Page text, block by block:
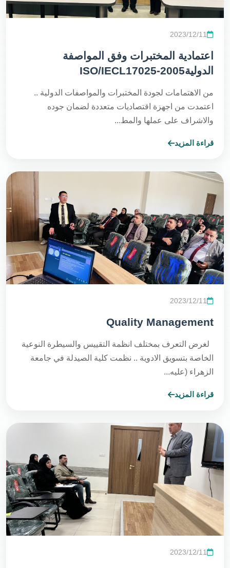
2023/12/11
اعتمادية المختبرات وفق المواصفة
الدوليةISO/IECL17025-2005
من الاهتمامات لجودة المختبرات والمواصفات الدولية ..
اعتمدت من اجهزة اقتصاديات متعددة لضمان جوده
والاشراف على عملها والمط...
قراءة المزيد
2023/12/11
Quality Management
لغرض التعرف بمختلف انظمة التقييس والسيطرة النوعية
الخاصة بتسويق الادوية .. نظمت كلية الصيدلة في جامعة
الزهراء (عليه...
قراءة المزيد
2023/12/11